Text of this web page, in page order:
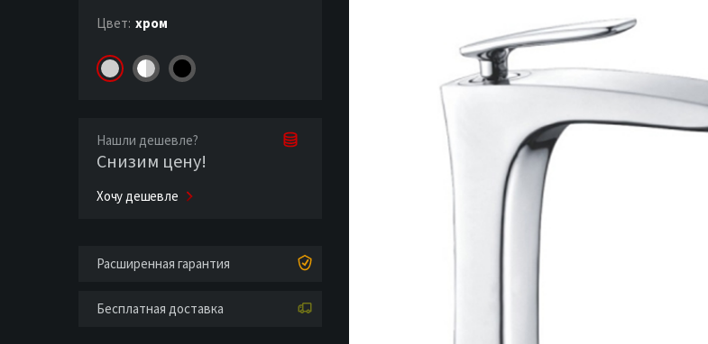
Цвет: хром
Нашли дешевле?
Снизим цену!
Хочу дешевле
Расширенная гарантия
Бесплатная доставка